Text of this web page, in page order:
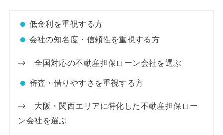
低金利を重視する方
会社の知名度・信頼性を重視する方
→ 全国対応の不動産担保ローン会社を選ぶ
審査・借りやすさを重視する方
→ 大阪・関西エリアに特化した不動産担保ロー
ン会社を選ぶ